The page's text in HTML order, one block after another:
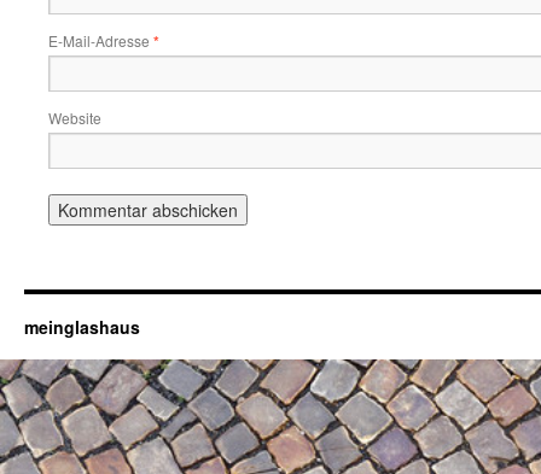
E-Mail-Adresse *
Website
meinglashaus